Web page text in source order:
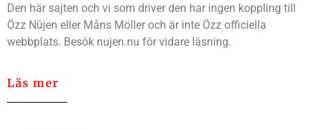
Den här sajten och vi som driver den har ingen koppling till
Özz Nûjen eller Måns Möller och är inte Özz officiella
webbplats. Besök nujen.nu för vidare läsning.
Läs mer